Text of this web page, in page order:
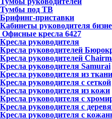
Тумбы под ТВ
Брифинг-приставки
Кабинеты руководителя
Офисные кресла 6427
Кресла руководителя
Кресла руководителей
Кресла руководителей
Кресла руководителя Samurai
Кресла руководителя из ткани
Кресла руководителя с сеткой
Кресла руководителя из кожи
Кресла руководителя с
Кресла руководителя с
Кресла руководителя с